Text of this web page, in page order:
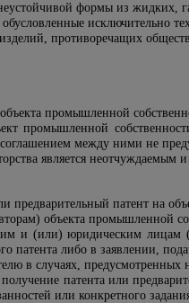
формы из жидких,
исключительно
противоречащих
промышленной
промышленной
между ними не
является
предварительный патент на
объекта промышленной
и (или) юридическим лицам
патента либо в заявлении,
в случаях, предусмотренных
патента или
или конкретного